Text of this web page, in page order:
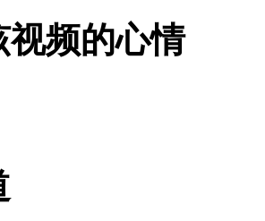
打老人 痛下狠手拳打脚踢
视频的心情